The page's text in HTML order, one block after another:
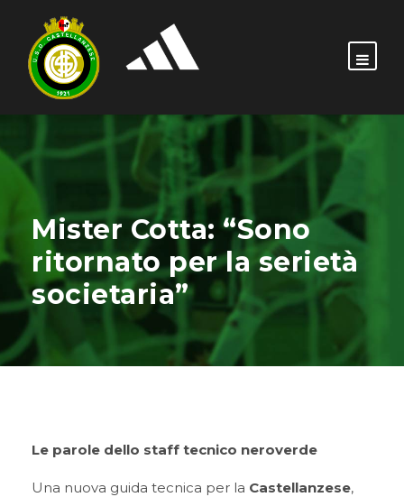
Mister Cotta: “Sono
ritornato per la serietà
societaria”
Le parole dello staff tecnico neroverde
Una nuova guida tecnica per la Castellanzese,